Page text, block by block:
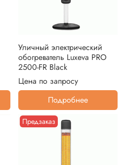
Уличный электрический
обогреватель Luxeva PRO
2500-FR Black
Цена по запросу
Подробнее
Предзаказ